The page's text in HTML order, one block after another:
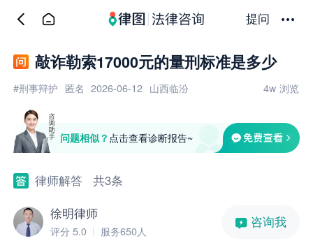
提问
敲诈勒索17000元的量刑标准是多少
4w 浏览
#刑事辩护 匿名 2026-06-12 山西临汾
问题相似？ 点击查看诊断报告~
律师解答
共3条
徐明律师
评分 5.0 服务650人
咨询我